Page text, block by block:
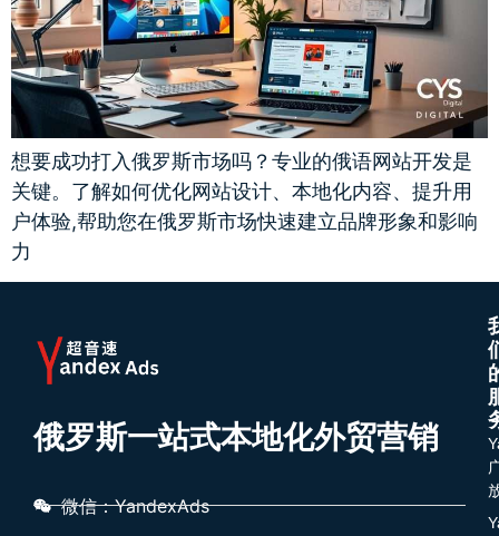
想要成功打入俄罗斯市场吗？专业的俄语网站开发是
关键。了解如何优化网站设计、本地化内容、提升用
户体验,帮助您在俄罗斯市场快速建立品牌形象和影响
力
俄罗斯一站式本地化外贸营销
微信：YandexAds